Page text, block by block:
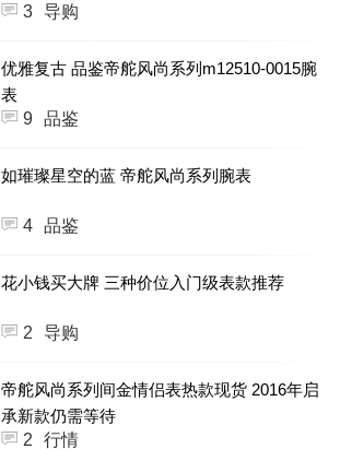
3
导购
优雅复古 品鉴帝舵风尚系列m12510-0015腕
表
9
品鉴
如璀璨星空的蓝 帝舵风尚系列腕表
4 品鉴
花小钱买大牌 三种价位入门级表款推荐
2 导购
帝舵风尚系列间金情侣表热款现货 2016年启
承新款仍需等待
2
行情